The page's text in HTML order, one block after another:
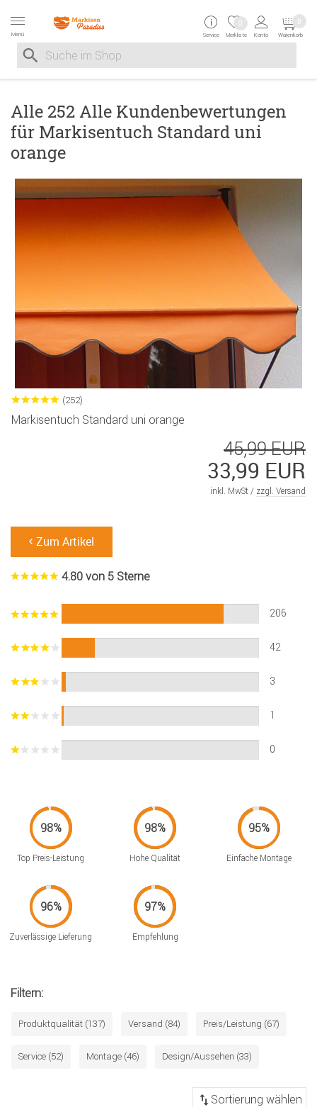
Menü
Suche nach
Suche im Shop, nach der Eingabe von 3 Buchstaben
Service Merkliste
0
Konto Warenkorb
0
Alle 252 Alle Kundenbewertungen
für Markisentuch Standard uni
orange
(252)
Markisentuch Standard uni orange
45,99 EUR
33,99 EUR
inkl. MwSt / zzgl. Versand
Zum Artikel
4.80 von 5 Sterne
206
42
3
1
0
Top Preis-Leistung Hohe Qualität Einfache Montage
Zuverlässige Lieferung Empfehlung
Filtern:
Produktqualität (137) Versand (84) Preis/Leistung (67)
Service (52) Montage (46) Design/Aussehen (33)